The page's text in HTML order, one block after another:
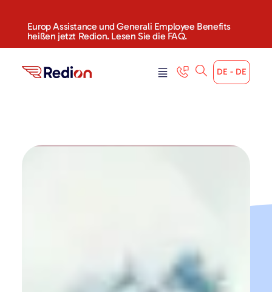
Europ Assistance und Generali Employee Benefits
heißen jetzt Redion. Lesen Sie die FAQ.
DE - DE